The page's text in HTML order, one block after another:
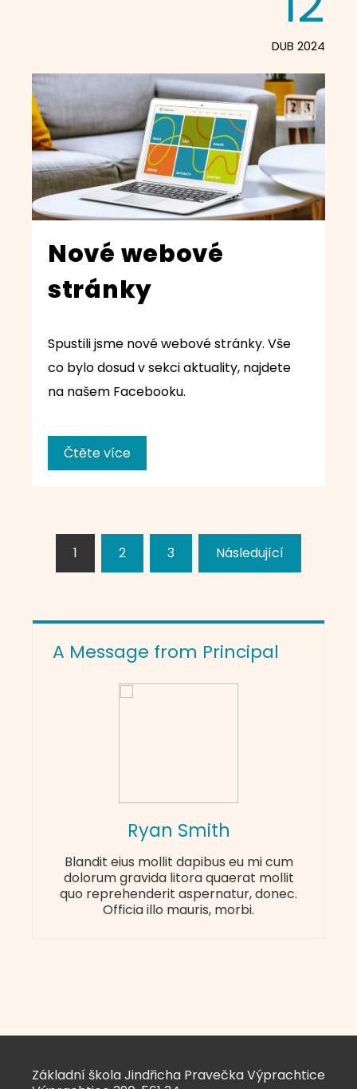
DUB 2024
Nové webové
stránky
Spustili jsme nové webové stránky. Vše
co bylo dosud v sekci aktuality, najdete
na našem Facebooku.
Čtěte více
Stránkování
1 2 3 Následující
A Message from Principal
Ryan Smith
Blandit eius mollit dapibus eu mi cum
dolorum gravida litora quaerat mollit
quo reprehenderit aspernatur, donec.
Officia illo mauris, morbi.
Základní škola Jindřicha Pravečka Výprachtice